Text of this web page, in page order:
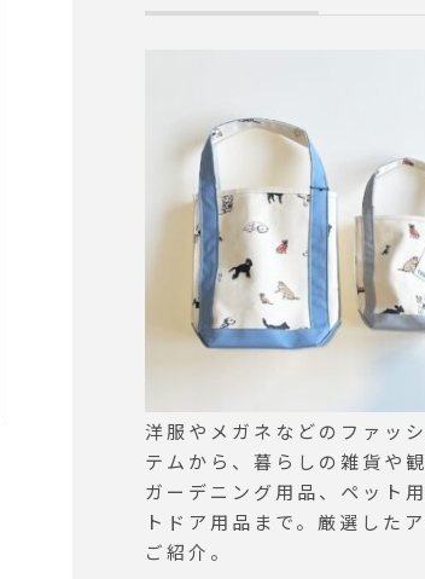
シリーズのMOKUタオル
カチも豊富にご用意しまし
た。デザイン豊かなハン
をマスクとして使えば緊
た気分も和らぐはず。.ご来
店の際は是非チェックし
てくださいませ。
okulinen#今治タオル#簡
マスクセット#ウイルス対
smatsue #松江カフェ #
カフェ #松江旅行#島根旅
松江 #島根 #山陰
洋服やメガネなどのファッ
テムから、暮らしの雑貨や観
ガーデニング用品、ペット
トドア用品まで。厳選した
ご紹介。